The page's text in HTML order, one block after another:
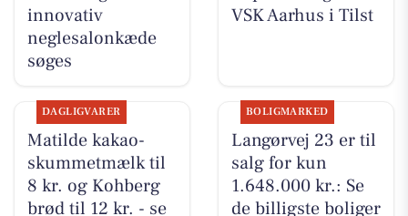
innovativ
neglesalonkæde
søges
VSK Aarhus i Tilst
DAGLIGVARER
Matilde kakao-
skummetmælk til
8 kr. og Kohberg
brød til 12 kr. - se
BOLIGMARKED
Langørvej 23 er til
salg for kun
1.648.000 kr.: Se
de billigste boliger